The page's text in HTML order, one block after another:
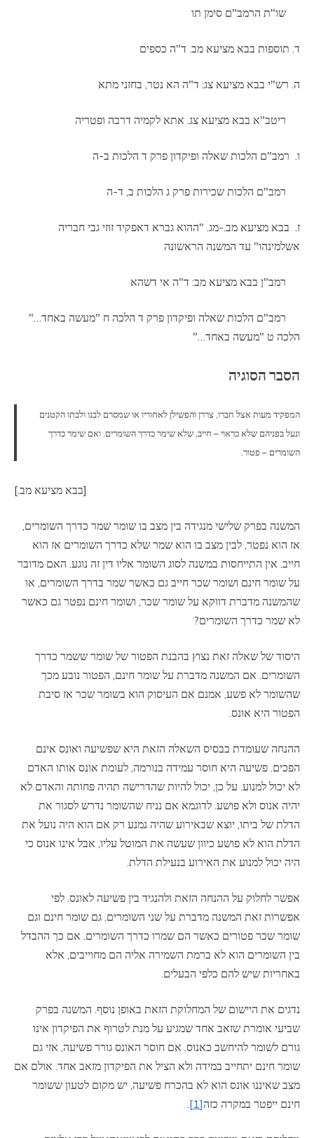
שו"ת הרמב"ם סימן תו
ד. תוספות בבא מציעא מב. ד"ה כספים
ה. רש"י בבא מציעא צג: ד"ה הא נטר, בחזני מתא
ריטב"א בבא מציעא צג. אתא לקמיה דרבה ופטריה
ו. רמב"ם הלכות שאלה ופיקדון פרק ד הלכות ב-ה
רמב"ם הלכות שכירות פרק ג הלכות ב, ד-ה
ז. בבא מציעא מב.-מג. "ההוא גברא דאפקיד זוזי גבי חבריה
אשלמינהו" עד המשנה הראשונה
רמב"ן בבא מציעא מב: ד"ה אי דשהא
רמב"ם הלכות שאלה ופיקדון פרק ד הלכה ח "מעשה באחד…"
הלכה ט "מעשה באחד…"
הסבר הסוגיה
המפקיד מעות אצל חברו, צררן והפשילן לאחוריו או שמסרם לבנו ולבתו הקטנים
ונעל בפניהם שלא כראוי – חייב, שלא שימר כדרך השומרים. ואם שימר כדרך
השומרים – פטור.
[בבא מציעא מב.]
המשנה בפרק שלישי מנגידה בין מצב בו שומר שמר כדרך השומרים,
אז הוא נפטר, לבין מצב בו הוא שמר שלא כדרך השומרים אז הוא
חייב. אין התייחסות במשנה לסוג השומר אליו דין זה נוגע. האם מדובר
על שומר חינם ושומר שכר חייב גם כאשר שמר בדרך השומרים, או
שהמשנה מדברת דווקא על שומר שכר, ושומר חינם נפטר גם כאשר
לא שמר כדרך השומרים?
היסוד של שאלה זאת נצוץ בהבנת הפטור של שומר ששמר כדרך
השומרים. אם המשנה מדברת על שומר חינם, הפטור נובע מכך
שהשומר לא פשע, אמנם אם העיסוק הוא בשומר שכר אז סיבת
הפטור היא אונס.
ההנחה שעומדת בבסיס השאלה הזאת היא שפשיעה ואונס אינם
הפכים. פשיעה היא חוסר עמידה בנורמה, לעומת אונס אותו האדם
לא יכול למנוע. על כן, יכול להיות שהדרישה תהיה פחותה והאדם לא
יהיה אנוס ולא פושע. לדוגמא אם נניח שהשומר נדרש לסגור את
הדלת של ביתו, יוצא שבאירוע שהיה נמנע רק אם הוא היה נועל את
הדלת הוא לא פושע כיוון שעשה את המוטל עליו, אבל אינו אנוס כי
היה יכול למנוע את האירוע בנעילת הדלת.
אפשר לחלוק על ההנחה הזאת ולהנגיד בין פשיעה לאונס. לפי
אפשרות זאת המשנה מדברת על שני השומרים. גם שומר חינם וגם
שומר שכר פטורים כאשר הם שמרו כדרך השומרים. אם כך ההבדל
בין השומרים הוא לא ברמת השמירה אליה הם מחוייבים, אלא
באחריות שיש להם כלפי הבעלים.
נדגים את היישום של המחלוקת הזאת באופן נוסף. המשנה בפרק
שביעי אומרת שזאב אחד שמגיע על מנת לטרוף את הפיקדון אינו
גורם לשומר להיחשב כאנוס. אם חוסר האונס גורר פשיעה, אזי גם
שומר חינם יתחייב במידה ולא הציל את הפיקדון מזאב אחד. אולם אם
מצב שאיננו אונס הוא לא בהכרח פשיעה, יש מקום לטעון ששומר
חינם ייפטר במקרה כזה[1]
.